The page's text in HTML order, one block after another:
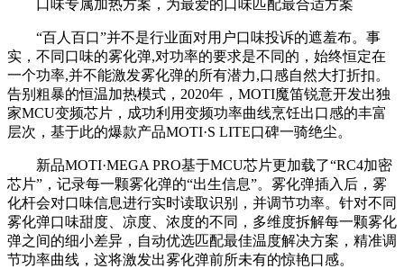
口味专属加热方案，为最爱的口味匹配最合适方案
“百人百口”并不是行业面对用户口味投诉的遮羞布。事
实，不同口味的雾化弹,对功率的要求是不同的，始终恒定在
一个功率,并不能激发雾化弹的所有潜力,口感自然大打折扣。
告别粗暴的恒温加热模式，2020年，MOTI魔笛锐意开发出独
家MCU变频芯片，成功利用变频功率曲线烹饪出口感的丰富
层次，基于此的爆款产品MOTI·S LITE口碑一骑绝尘。
新品MOTI·MEGA PRO基于MCU芯片更加载了“RC4加密
芯片”，记录每一颗雾化弹的“出生信息”。雾化弹插入后，雾
化杆会对口味信息进行实时读取识别，并调节功率。针对不同
雾化弹口味甜度、凉度、浓度的不同，多维度拆解每一颗雾化
弹之间的细小差异，自动优选匹配最佳温度解决方案，精准调
节功率曲线，这将激发出雾化弹前所未有的惊艳口感。